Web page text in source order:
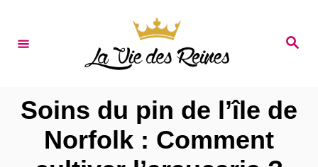
S
Soins du pin de l’île de
Norfolk : Comment